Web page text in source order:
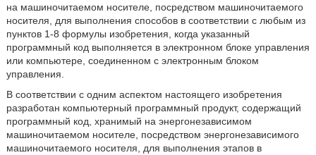
на машиночитаемом носителе, посредством машиночитаемого
носителя, для выполнения способов в соответствии с любым из
пунктов 1-8 формулы изобретения, когда указанный
программный код выполняется в электронном блоке управления
или компьютере, соединенном с электронным блоком
управления.
В соответствии с одним аспектом настоящего изобретения
разработан компьютерный программный продукт, содержащий
программный код, хранимый на энергонезависимом
машиночитаемом носителе, посредством энергонезависимого
машиночитаемого носителя, для выполнения этапов в